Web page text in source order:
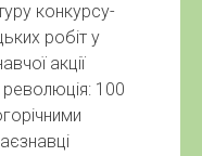
конкурсу-
робіт у
акції
революція: 100